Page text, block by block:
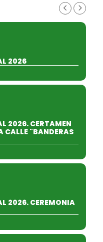
2026
2026. CERTAMEN
CALLE "BANDERAS
2026. CEREMONIA